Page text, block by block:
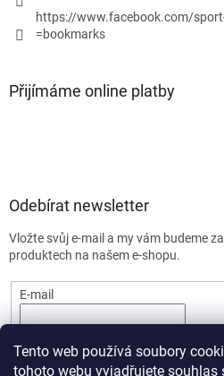
Tento web používá soubory
tohoto webu vyjadřujete souhlas
https://www.facebook.com/
=bookmarks
Přijímáme online platby
Odebírat newsletter
Vložte svůj e-mail a my vám budeme
produktech na našem e-shopu.
E-mail
PŘIHLÁSIT SE